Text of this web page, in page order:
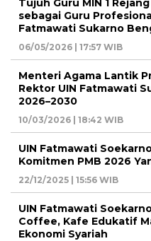
Tujuh Guru MIN 1
sebagai Guru
Fatmawati Sukarno
06/05/2026 | 17:57 WIB
Menteri Agama Lantik
Rektor UIN Fatmawati
2026–2030
10/03/2026 | 18:42 WIB
UIN Fatmawati
Komitmen PMB 2026
22/12/2025 | 15:56 WIB
UIN Fatmawati
Coffee, Kafe Edukatif
Ekonomi Syariah